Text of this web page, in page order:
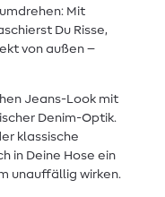
Mit
Du Risse,
von außen –
Jeans-Look mit
Denim-Optik.
klassische
in Deine Hose ein
unauffällig wirken.